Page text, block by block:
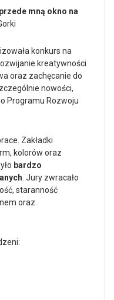
mną okno na
konkurs na
kreatywności
oraz zachęcanie do
nowości,
Programu Rozwoju
Zakładki
kolorów oraz
bardzo
. Jury zwracało
staranność
oraz